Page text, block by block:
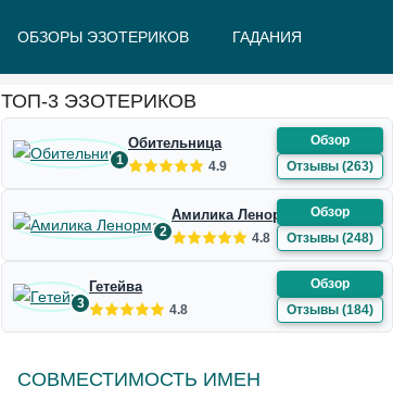
ОБЗОРЫ ЭЗОТЕРИКОВ ГАДАНИЯ
ТОП-3 ЭЗОТЕРИКОВ
1
Обительница
4.9
Обзор
Отзывы (263)
2
Амилика Ленорман
4.8
Обзор
Отзывы (248)
3
Гетейва
4.8
Обзор
Отзывы (184)
СОВМЕСТИМОСТЬ ИМЕН